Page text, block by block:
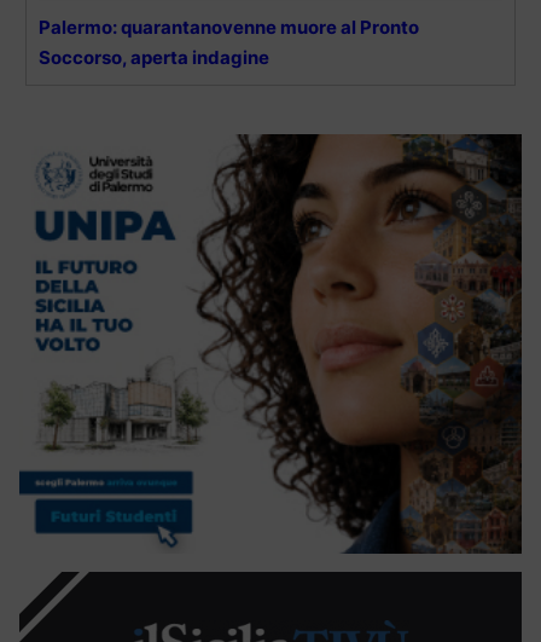
Palermo: quarantanovenne muore al Pronto
Soccorso, aperta indagine